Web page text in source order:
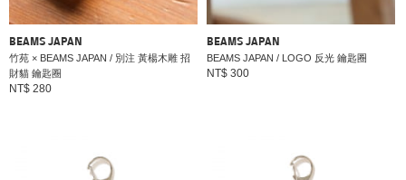
BEAMS JAPAN
竹苑 × BEAMS JAPAN / 別注 黃楊木雕 招
財貓 鑰匙圈
NT$ 280
BEAMS JAPAN
BEAMS JAPAN / LOGO 反光 鑰匙圈
NT$ 300